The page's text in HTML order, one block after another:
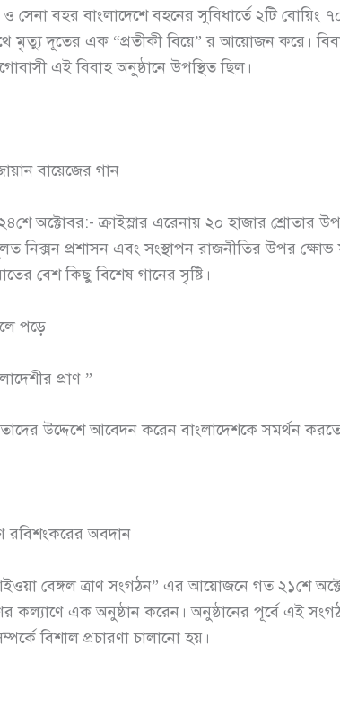
ও সেনা বহর বাংলাদেশে বহনের সুবিধার্তে ২টি
মৃত্যু দূতের এক “প্রতীকী বিয়ে” র আয়োজন করে।
এই বিবাহ অনুষ্ঠানে উপস্থিত ছিল।
বায়েজের গান
ক্রাইস্লার এরেনায় ২০ হাজার শ্রোতার
নিক্সন প্রশাসন এবং সংস্থাপন রাজনীতির উপর
বেশ কিছু বিশেষ গানের সৃষ্টি।
পড়ে
প্রাণ ”
উদ্দেশে আবেদন করেন বাংলাদেশকে সমর্থন
রবিশংকরের অবদান
বেঙ্গল ত্রাণ সংগঠন” এর আয়োজনে গত ২১শে
কল্যাণে এক অনুষ্ঠান করেন। অনুষ্ঠানের পূর্বে এই
বিশাল প্রচারণা চালানো হয়।